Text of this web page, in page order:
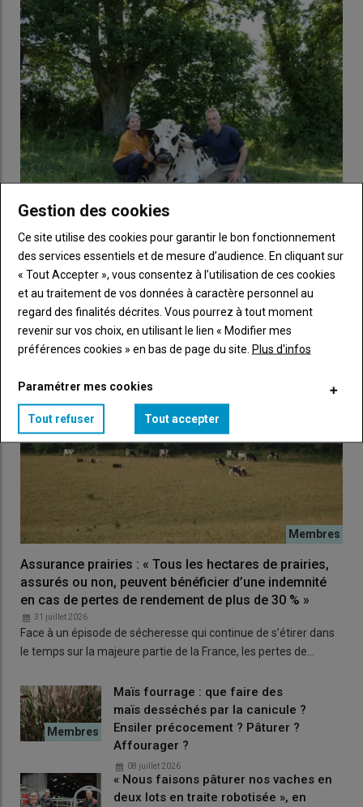
était alors surtout lié à l’humidité et moins à la température.
Globalement, le système apparaît très efficace. Il n’y a
pratiquement plus de baisse de production en été. Juste un
peu plus d’eau à épandre ! »
Élevage laitier bio : « Nous vivons à deux avec 200 000
litres de lait bio », en Mayenne
18 juillet 2026
Mickaël et Élisabeth Lepage, éleveurs en Mayenne, vivent avec
à peine 200 000 litres de lait biologique vendus. Grâce à…
Assurance prairies : « Tous les hectares de prairies,
assurés ou non, peuvent bénéficier d’une indemnité
en cas de pertes de rendement de plus de 30 % »
31 juillet 2026
Face à un épisode de sécheresse qui continue de s’étirer dans
le temps sur la majeure partie de la France, les pertes de…
Maïs fourrage : que faire des
maïs desséchés par la canicule ?
Ensiler précocement ? Pâturer ?
Affourager ?
08 juillet 2026
« Nous faisons pâturer nos vaches en
deux lots en traite robotisée », en
Gestion des cookies
Ce site utilise des cookies pour garantir le bon fonctionnement
des services essentiels et de mesure d’audience. En cliquant sur
« Tout Accepter », vous consentez à l’utilisation de ces cookies
et au traitement de vos données à caractère personnel au
regard des finalités décrites. Vous pourrez à tout moment
revenir sur vos choix, en utilisant le lien « Modifier mes
préférences cookies » en bas de page du site. Plus d'infos
Paramétrer mes cookies
Tout refuser Tout accepter